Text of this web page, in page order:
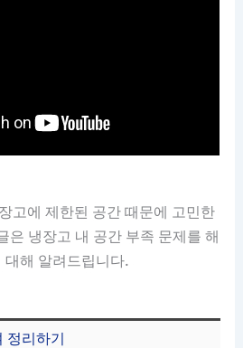
고에 제한된 공간 때문에 고민한
은 냉장고 내 공간 부족 문제를 해
대해 알려드립니다.
정리하기